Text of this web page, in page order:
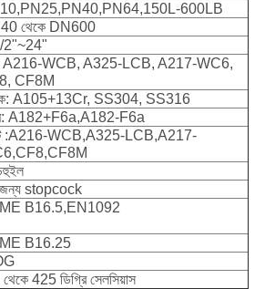
600LB
থেকে DN600
2"~24"
A216-WCB, A325-LCB, A217-WC6,
CF8M
A105+13Cr, SS304, SS316
A182+F6a,A182-F6a
:A216-WCB,A325-LCB,A217-
stopcock
B16.5,EN1092
B16.25
425 ডিগ্রি সেলসিয়াস